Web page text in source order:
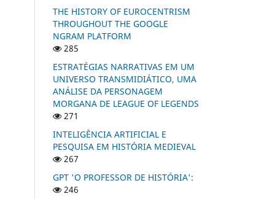
THE HISTORY OF EUROCENTRISM
THROUGHOUT THE GOOGLE
NGRAM PLATFORM
285
ESTRATÉGIAS NARRATIVAS EM UM
UNIVERSO TRANSMIDIÁTICO, UMA
ANÁLISE DA PERSONAGEM
MORGANA DE LEAGUE OF LEGENDS
271
INTELIGÊNCIA ARTIFICIAL E
PESQUISA EM HISTÓRIA MEDIEVAL
267
GPT 'O PROFESSOR DE HISTÓRIA':
246